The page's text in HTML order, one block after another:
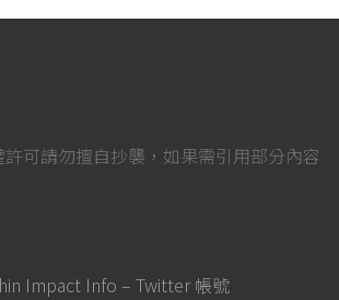
可請勿擅自抄襲，如果需引用部分內容
Impact Info – Twitter 帳號